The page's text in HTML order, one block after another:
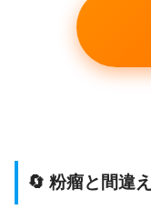
🔄 粉瘤と間違